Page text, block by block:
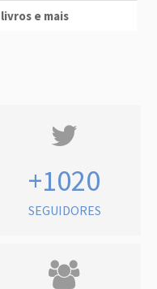
e mais
+1020
SEGUIDORES